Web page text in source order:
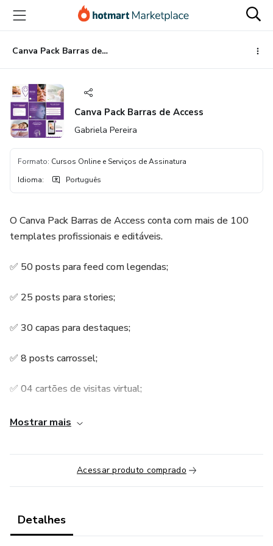
para
conteúdo
principal
para
pagamento
para
rodapé
Canva Pack Barras de Access
Canva Pack Barras de Access
Gabriela Pereira
Formato: Cursos Online e Serviços de Assinatura
Idioma: Português
O Canva Pack Barras de Access conta com mais de 100
templates profissionais e editáveis.
✅ 50 posts para feed com legendas;
✅ 25 posts para stories;
✅ 30 capas para destaques;
✅ 8 posts carrossel;
✅ 04 cartões de visitas virtual;
✅ Tutoriais explicativos pelo celular;
Mostrar mais
Acessar produto comprado
Detalhes